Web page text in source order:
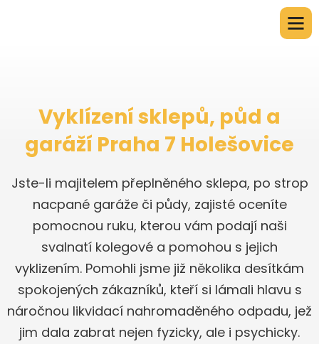
Vyklízení sklepů, půd a
garáží Praha 7 Holešovice
Jste-li majitelem přeplněného sklepa, po strop
nacpané garáže či půdy, zajisté oceníte
pomocnou ruku, kterou vám podají naši
svalnatí kolegové a pomohou s jejich
vyklizením. Pomohli jsme již několika desítkám
spokojených zákazníků, kteří si lámali hlavu s
náročnou likvidací nahromaděného odpadu, jež
jim dala zabrat nejen fyzicky, ale i psychicky.